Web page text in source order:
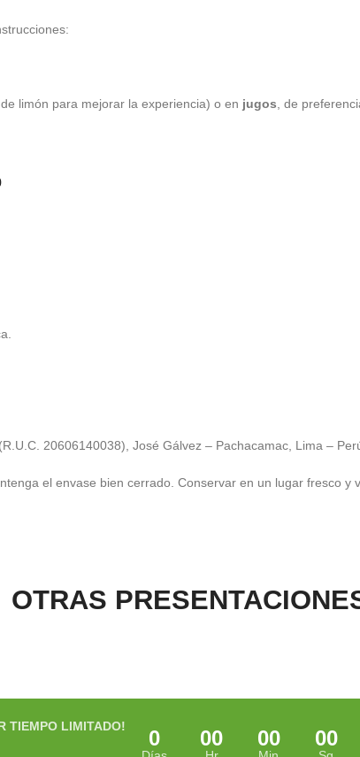
limón para mejorar la experiencia) o en jugos , de
20606140038), José Gálvez – Pachacamac, Lima –
el envase bien cerrado. Conservar en un lugar fresco y
OTRAS
TIEMPO LIMITADO!
0 00 00 00